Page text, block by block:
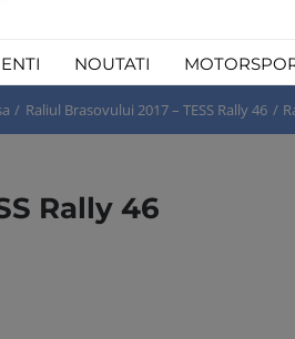
NOUTATI
Raliul Brasovului 2017 – TESS Rally 46
Rally 46